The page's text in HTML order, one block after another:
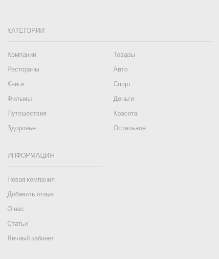
КАТЕГОРИИ
Компании
Товары
Рестораны
Авто
Книги
Спорт
Фильмы
Деньги
Путешествия
Красота
Здоровье
Остальное
ИНФОРМАЦИЯ
Новая компания
Добавить отзыв
О нас
Статьи
Личный кабинет